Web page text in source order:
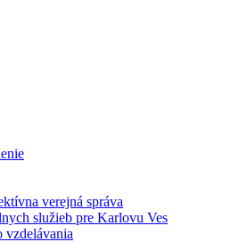
verejná správa
služieb pre Karlovu Ves
vzdelávania